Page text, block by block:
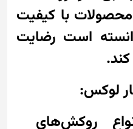
محصولات با کیفیت
است رضایت
لوکس:
روکش‌های